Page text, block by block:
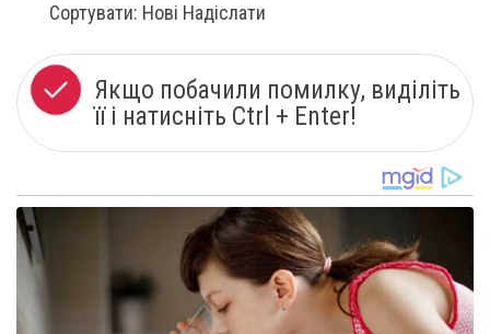
Сортувати: Нові Надіслати
Якщо побачили помилку, виділіть
її і натисніть Ctrl + Enter!